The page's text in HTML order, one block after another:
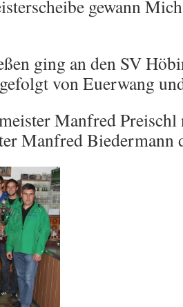
gewann
ging an den SV
von Euerwang
Manfred Preischl
Manfred Biedermann